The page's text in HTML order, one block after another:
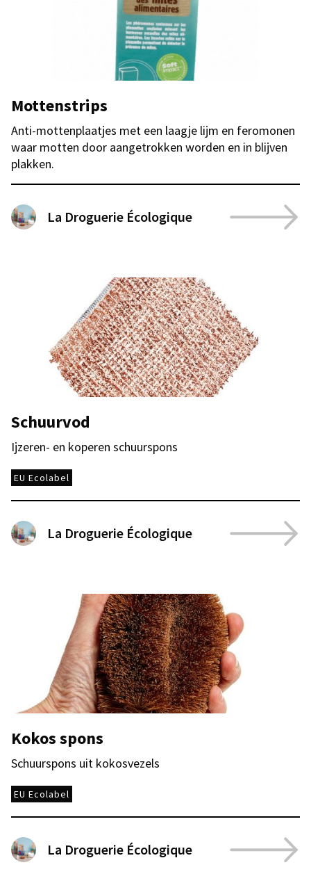
Mottenstrips
Anti-mottenplaatjes met een laagje lijm en feromonen
waar motten door aangetrokken worden en in blijven
plakken.
La Droguerie Écologique
Schuurvod
Ijzeren- en koperen schuurspons
EU Ecolabel
La Droguerie Écologique
Kokos spons
Schuurspons uit kokosvezels
EU Ecolabel
La Droguerie Écologique